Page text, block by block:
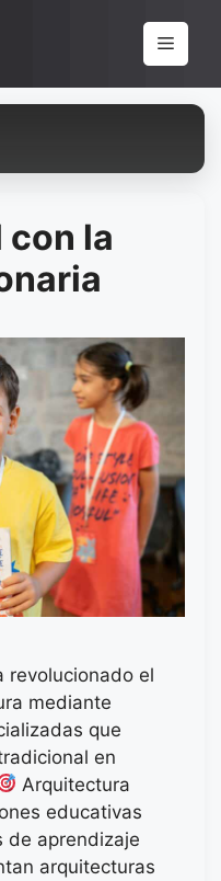
Menu
con la
revolucionado el
mediante
que
en
Arquitectura
educativas
de aprendizaje
arquitecturas